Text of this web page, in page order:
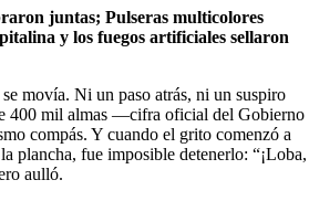
juntas; Pulseras multicolores
y los fuegos artificiales sellaron
movía. Ni un paso atrás, ni un suspiro
400 mil almas —cifra oficial del Gobierno
compás. Y cuando el grito comenzó a
plancha, fue imposible detenerlo: “¡Loba,
aulló.